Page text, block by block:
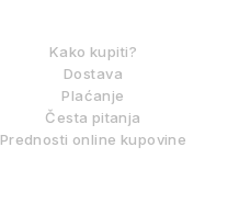
Kako kupiti?
Dostava
Plaćanje
Česta pitanja
Prednosti online kupovine